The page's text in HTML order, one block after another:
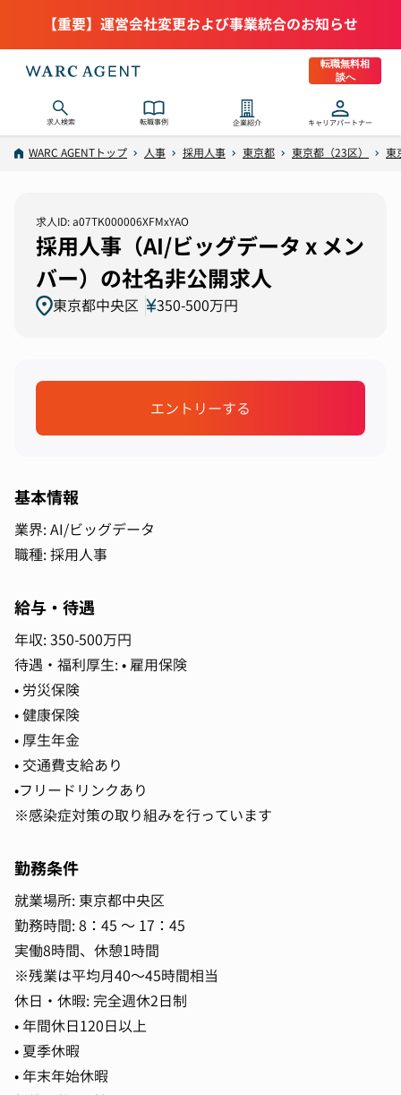
【重要】運営会社変更および事業統合のお知らせ
転職無料相
談へ
求人検索 転職事例 企業紹介 キャリアパートナー
WARC AGENTトップ 人事 採用人事 東京都 東京都（23区） 東
求人ID: a07TK000006XFMxYAO
採用人事（AI/ビッグデータ x メン
バー）の社名非公開求人
東京都中央区 350-500万円
エントリーする
基本情報
業界: AI/ビッグデータ
職種: 採用人事
給与・待遇
年収: 350-500万円
待遇・福利厚生: • 雇用保険
• 労災保険
• 健康保険
• 厚生年金
• 交通費支給あり
•フリードリンクあり
※感染症対策の取り組みを行っています
勤務条件
就業場所: 東京都中央区
勤務時間: 8：45 ～ 17：45
実働8時間、休憩1時間
※残業は平均月40～45時間相当
休日・休暇: 完全週休2日制
• 年間休日120日以上
• 夏季休暇
• 年末年始休暇